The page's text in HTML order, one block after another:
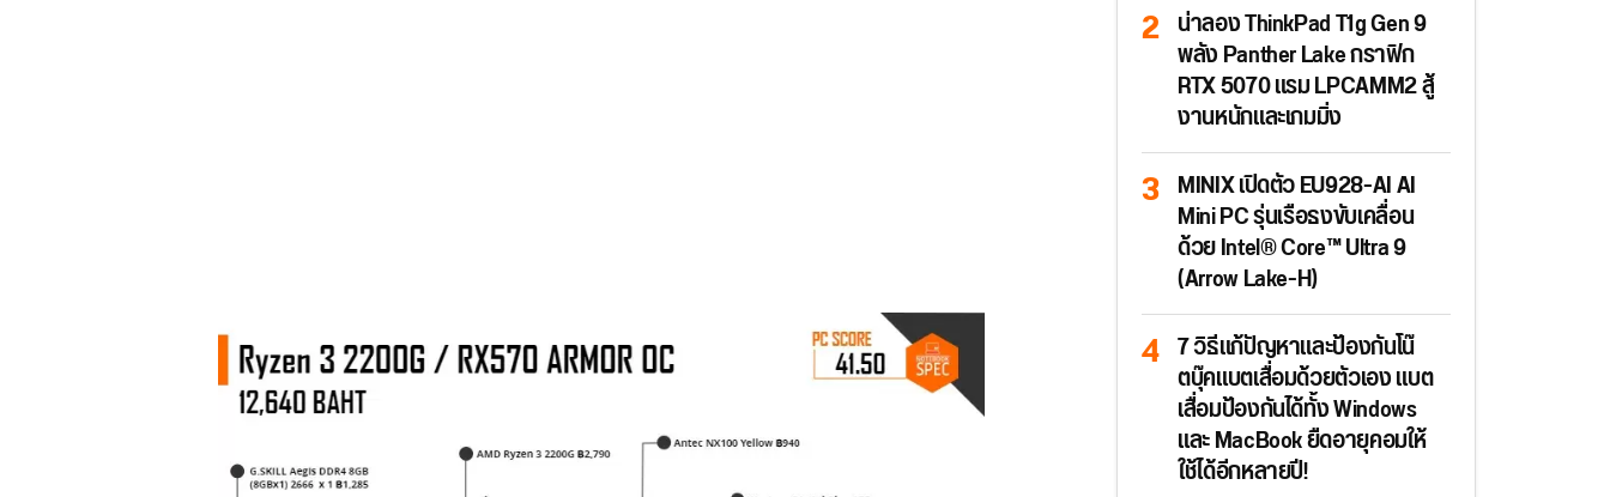
น่าลอง ThinkPad T1g Gen 9
พลัง Panther Lake กราฟิก
RTX 5070 แรม LPCAMM2 สู้
งานหนักและเกมมิ่ง
MINIX เปิดตัว EU928-AI AI
Mini PC รุ่นเรือธงขับเคลื่อน
ด้วย Intel® Core™ Ultra 9
(Arrow Lake-H)
7 วิธีแก้ปัญหาและป้องกันโน๊
ตบุ๊คแบตเสื่อมด้วยตัวเอง แบต
เสื่อมป้องกันได้ทั้ง Windows
และ MacBook ยืดอายุคอมให้
ใช้ได้อีกหลายปี!